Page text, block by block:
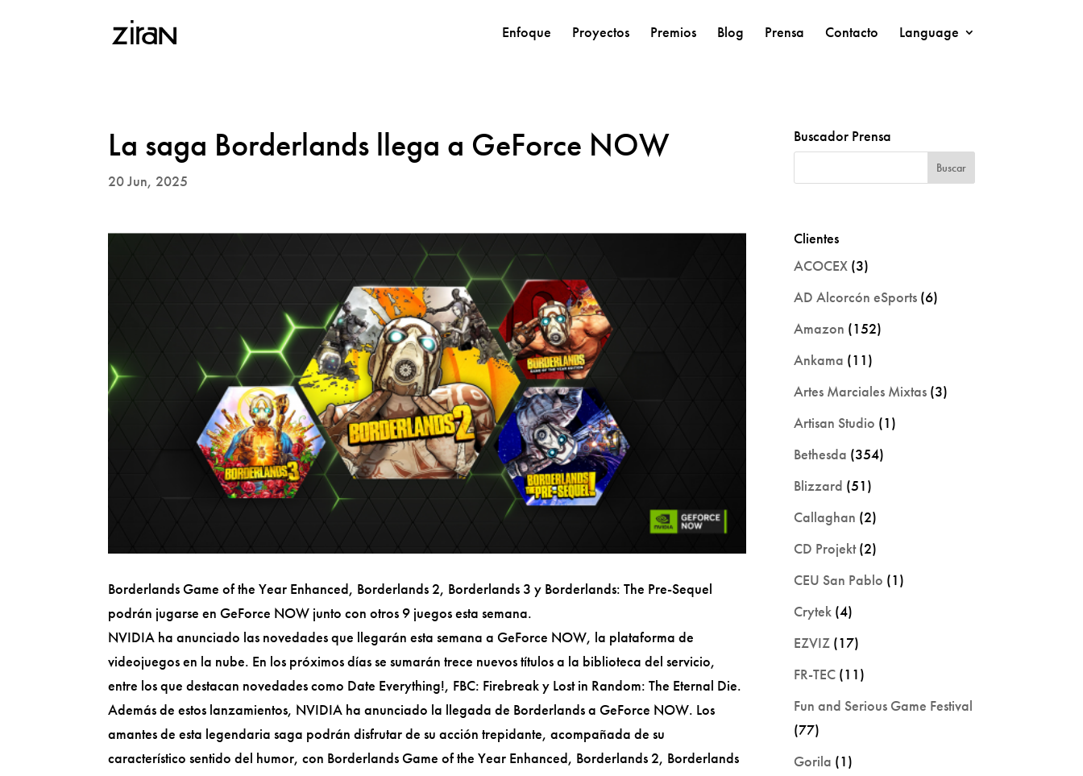
Enfoque Proyectos Premios Blog Prensa Contacto Language
La saga Borderlands llega a GeForce NOW
20 Jun, 2025
Borderlands Game of the Year Enhanced, Borderlands 2, Borderlands 3 y Borderlands: The Pre-Sequel
podrán jugarse en GeForce NOW junto con otros 9 juegos esta semana.
NVIDIA ha anunciado las novedades que llegarán esta semana a GeForce NOW, la plataforma de
videojuegos en la nube. En los próximos días se sumarán trece nuevos títulos a la biblioteca del servicio,
entre los que destacan novedades como Date Everything!, FBC: Firebreak y Lost in Random: The Eternal Die.
Además de estos lanzamientos, NVIDIA ha anunciado la llegada de Borderlands a GeForce NOW. Los
amantes de esta legendaria saga podrán disfrutar de su acción trepidante, acompañada de su
característico sentido del humor, con Borderlands Game of the Year Enhanced, Borderlands 2, Borderlands
Buscador Prensa
Clientes
ACOCEX (3)
AD Alcorcón eSports (6)
Amazon (152)
Ankama (11)
Artes Marciales Mixtas (3)
Artisan Studio (1)
Bethesda (354)
Blizzard (51)
Callaghan (2)
CD Projekt(2)
CEU San Pablo (1)
Crytek (4)
EZVIZ (17)
FR-TEC (11)
Fun and Serious Game Festival
(77)
Gorila (1)